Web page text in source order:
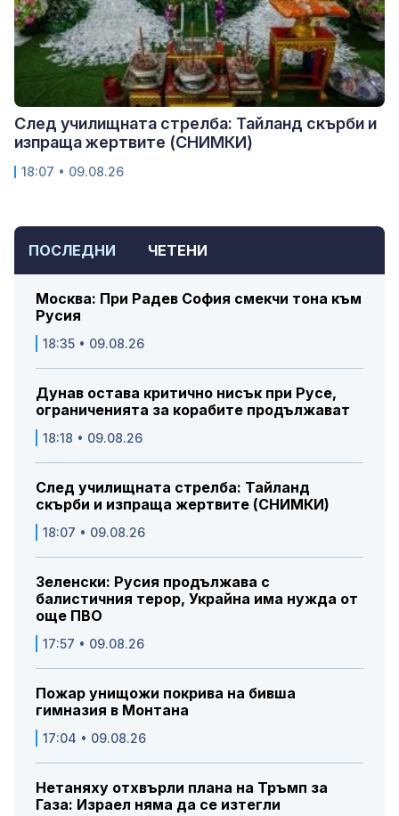
ПОСЛЕДНИ ЧЕТЕНИ
Москва: При Радев София смекчи тона към
Русия
18:35 • 09.08.26
Дунав остава критично нисък при Русе,
ограниченията за корабите продължават
18:18 • 09.08.26
След училищната стрелба: Тайланд
скърби и изпраща жертвите (СНИМКИ)
18:07 • 09.08.26
Зеленски: Русия продължава с
балистичния терор, Украйна има нужда от
още ПВО
17:57 • 09.08.26
Пожар унищожи покрива на бивша
гимназия в Монтана
17:04 • 09.08.26
Нетаняху отхвърли плана на Тръмп за
Газа: Израел няма да се изтегли
След училищната стрелба: Тайланд скърби и
изпраща жертвите (СНИМКИ)
18:07 • 09.08.26